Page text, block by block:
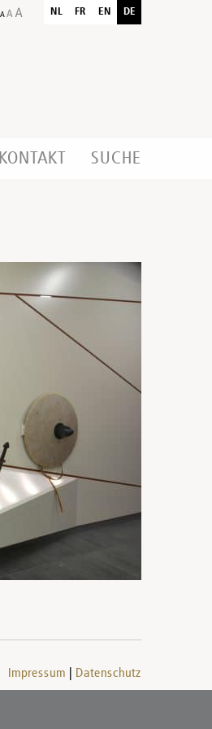
NL FR EN DE
KONTAKT SUCHE
Impressum Datenschutz